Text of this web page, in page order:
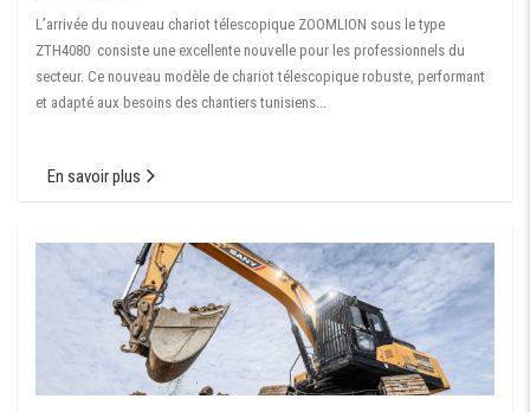
L’arrivée du nouveau chariot télescopique ZOOMLION sous le type
ZTH4080 consiste une excellente nouvelle pour les professionnels du
secteur. Ce nouveau modèle de chariot télescopique robuste, performant
et adapté aux besoins des chantiers tunisiens...
En savoir plus